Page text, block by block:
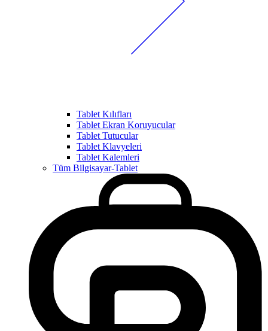
Tablet Kılıfları
Tablet Ekran Koruyucular
Tablet Tutucular
Tablet Klavyeleri
Tablet Kalemleri
Tüm Bilgisayar-Tablet